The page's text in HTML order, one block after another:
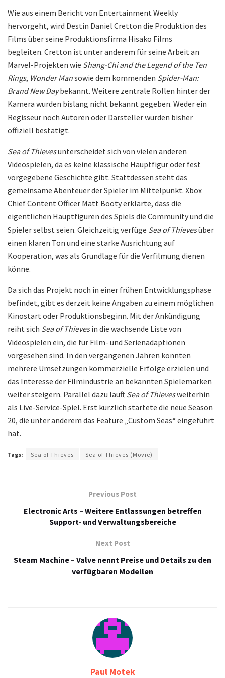
Wie aus einem Bericht von Entertainment Weekly
hervorgeht, wird Destin Daniel Cretton die Produktion des
Films über seine Produktionsfirma Hisako Films
begleiten. Cretton ist unter anderem für seine Arbeit an
Marvel-Projekten wie Shang-Chi and the Legend of the Ten
Rings, Wonder Mansowie dem kommenden Spider-Man:
Brand New Daybekannt. Weitere zentrale Rollen hinter der
Kamera wurden bislang nicht bekannt gegeben. Weder ein
Regisseur noch Autoren oder Darsteller wurden bisher
offiziell bestätigt.
Sea of Thievesunterscheidet sich von vielen anderen
Videospielen, da es keine klassische Hauptfigur oder fest
vorgegebene Geschichte gibt. Stattdessen steht das
gemeinsame Abenteuer der Spieler im Mittelpunkt. Xbox
Chief Content Officer Matt Booty erklärte, dass die
eigentlichen Hauptfiguren des Spiels die Community und die
Spieler selbst seien. Gleichzeitig verfüge Sea of Thievesüber
einen klaren Ton und eine starke Ausrichtung auf
Kooperation, was als Grundlage für die Verfilmung dienen
könne.
Da sich das Projekt noch in einer frühen Entwicklungsphase
befindet, gibt es derzeit keine Angaben zu einem möglichen
Kinostart oder Produktionsbeginn. Mit der Ankündigung
reiht sich Sea of Thievesin die wachsende Liste von
Videospielen ein, die für Film- und Serienadaptionen
vorgesehen sind. In den vergangenen Jahren konnten
mehrere Umsetzungen kommerzielle Erfolge erzielen und
das Interesse der Filmindustrie an bekannten Spielemarken
weiter steigern. Parallel dazu läuft Sea of Thievesweiterhin
als Live-Service-Spiel. Erst kürzlich startete die neue Season
20, die unter anderem das Feature „Custom Seas“ eingeführt
hat.
Tags: Sea of Thieves Sea of Thieves (Movie)
Previous Post
Electronic Arts – Weitere Entlassungen betreffen
Support- und Verwaltungsbereiche
Next Post
Steam Machine – Valve nennt Preise und Details zu den
verfügbaren Modellen
Paul Motek